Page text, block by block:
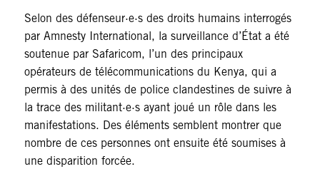
Selon des défenseur·e·s des droits humains interrogés
par Amnesty International, la surveillance d’État a été
soutenue par Safaricom, l’un des principaux
opérateurs de télécommunications du Kenya, qui a
permis à des unités de police clandestines de suivre à
la trace des militant·e·s ayant joué un rôle dans les
manifestations. Des éléments semblent montrer que
nombre de ces personnes ont ensuite été soumises à
une disparition forcée.